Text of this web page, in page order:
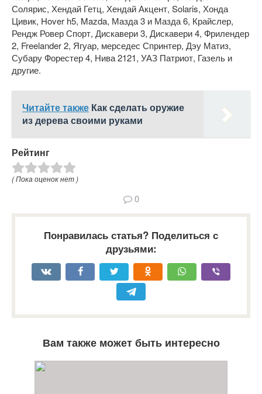
Солярис, Хендай Гетц, Хендай Акцент, Solaris, Хонда
Цивик, Hover h5, Mazda, Мазда 3 и Мазда 6, Крайслер,
Рендж Ровер Спорт, Дискавери 3, Дискавери 4, Фрилендер
2, Freelander 2, Ягуар, мерседес Спринтер, Дэу Матиз,
Субару Форестер 4, Нива 2121, УАЗ Патриот, Газель и
другие.
Читайте также Как сделать оружие
из дерева своими руками
Рейтинг
( Пока оценок нет )
0
Понравилась статья? Поделиться с
друзьями:
Вам также может быть интересно